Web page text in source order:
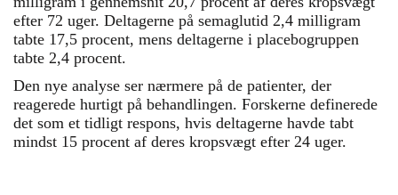
efter 72 uger. Deltagerne på semaglutid 2,4 milligram
tabte 17,5 procent, mens deltagerne i placebogruppen
tabte 2,4 procent.
Den nye analyse ser nærmere på de patienter, der
reagerede hurtigt på behandlingen. Forskerne definerede
det som et tidligt respons, hvis deltagerne havde tabt
mindst 15 procent af deres kropsvægt efter 24 uger.